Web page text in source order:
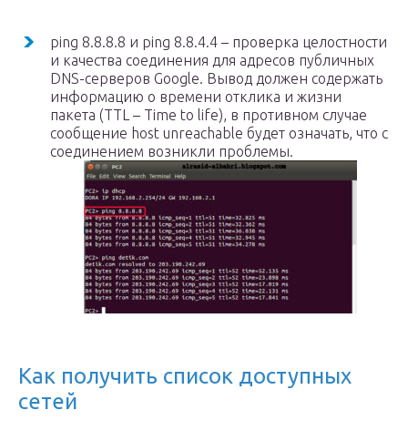
ping 8.8.8.8 и ping 8.8.4.4 – проверка целостности
и качества соединения для адресов публичных
DNS-серверов Google. Вывод должен содержать
информацию о времени отклика и жизни
пакета (TTL – Time to life), в противном случае
сообщение host unreachable будет означать, что с
соединением возникли проблемы.
Как получить список доступных
сетей